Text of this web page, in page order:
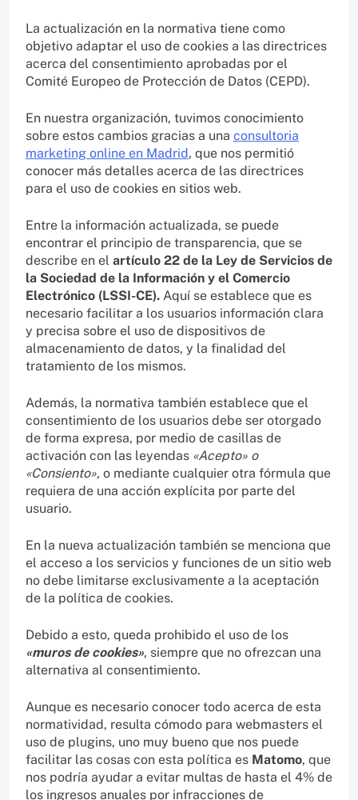
La actualización en la normativa tiene como
objetivo adaptar el uso de cookies a las directrices
acerca del consentimiento aprobadas por el
Comité Europeo de Protección de Datos (CEPD).
En nuestra organización, tuvimos conocimiento
sobre estos cambios gracias a una consultoria
marketing online en Madrid, que nos permitió
conocer más detalles acerca de las directrices
para el uso de cookies en sitios web.
Entre la información actualizada, se puede
encontrar el principio de transparencia, que se
describe en el artículo 22 de la Ley de Servicios de
la Sociedad de la Información y el Comercio
Electrónico (LSSI-CE). Aquí se establece que es
necesario facilitar a los usuarios información clara
y precisa sobre el uso de dispositivos de
almacenamiento de datos, y la finalidad del
tratamiento de los mismos.
Además, la normativa también establece que el
consentimiento de los usuarios debe ser otorgado
de forma expresa, por medio de casillas de
activación con las leyendas «Acepto» o
«Consiento», o mediante cualquier otra fórmula que
requiera de una acción explícita por parte del
usuario.
En la nueva actualización también se menciona que
el acceso a los servicios y funciones de un sitio web
no debe limitarse exclusivamente a la aceptación
de la política de cookies.
Debido a esto, queda prohibido el uso de los
«muros de cookies», siempre que no ofrezcan una
alternativa al consentimiento.
Aunque es necesario conocer todo acerca de esta
normatividad, resulta cómodo para webmasters el
uso de plugins, uno muy bueno que nos puede
facilitar las cosas con esta política es Matomo, que
nos podría ayudar a evitar multas de hasta el 4% de
los ingresos anuales por infracciones de